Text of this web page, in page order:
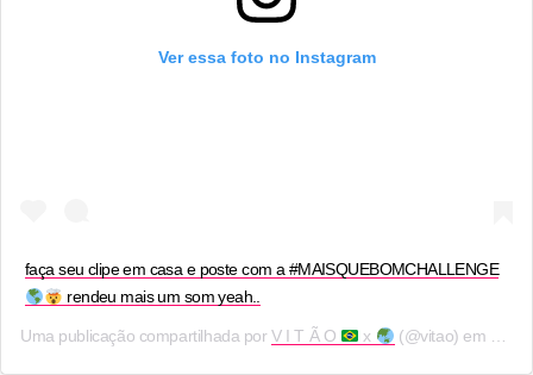
Ver essa foto no Instagram
faça seu clipe em casa e poste com a #MAISQUEBOMCHALLENGE
rendeu mais um som yeah..
Uma publicação compartilhada porV I T Ã O x (@vitao) em 16